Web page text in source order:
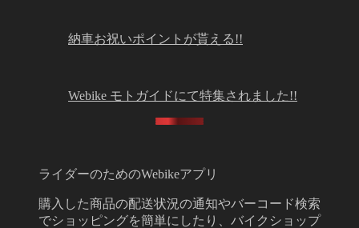
納車お祝いポイントが貰える!!
Webike モトガイドにて特集されました!!
ライダーのためのWebikeアプリ
購入した商品の配送状況の通知やバーコード検索
でショッピングを簡単にしたり、バイクショップ